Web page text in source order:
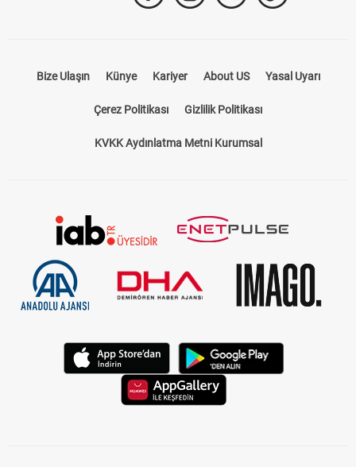
Bize Ulaşın Künye Kariyer About US Yasal Uyarı
Çerez Politikası Gizlilik Politikası
KVKK Aydınlatma Metni Kurumsal